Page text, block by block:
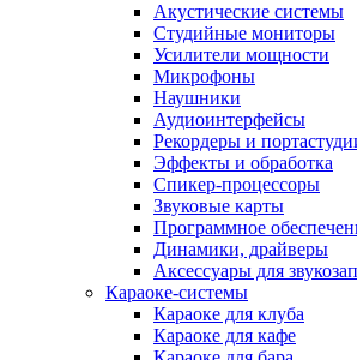
Акустические системы
Студийные мониторы
Усилители мощности
Микрофоны
Наушники
Аудиоинтерфейсы
Рекордеры и
Эффекты и обработка
Спикер-процессоры
Звуковые карты
Программное
Динамики, драйверы
Аксессуары для
Караоке-системы
Караоке для клуба
Караоке для кафе